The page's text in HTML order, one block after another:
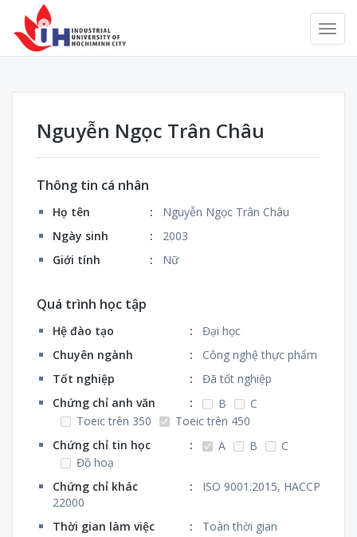
Nguyễn Ngọc Trân Châu
Thông tin cá nhân
Họ tên :
Nguyễn Ngọc Trân Châu
Ngày sinh
:
2003
Giới tính
: Nữ
Quá trình học tập
Hệ đào tạo :
Đại học
Chuyên ngành
:
Công nghệ thực phẩm
Tốt nghiệp
:
Đã tốt nghiệp
Chứng chỉ anh văn
: B
C
Toeic trên 350
Toeic trên 450
Chứng chỉ tin học
: A B
C
Đồ hoạ
Chứng chỉ khác
:
ISO 9001:2015, HACCP
22000
Thời gian làm việc
:
Toàn thời gian